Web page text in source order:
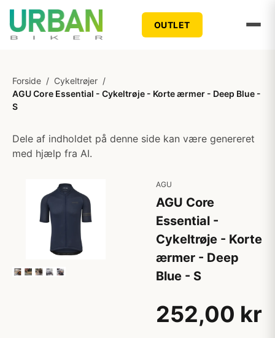
OUTLET
Forside / Cykeltrøjer /
AGU Core Essential - Cykeltrøje - Korte ærmer - Deep Blue -
S
Dele af indholdet på denne side kan være genereret
med hjælp fra AI.
AGU
AGU Core
Essential -
Cykeltrøje - Korte
ærmer - Deep
Blue - S
252,00 kr